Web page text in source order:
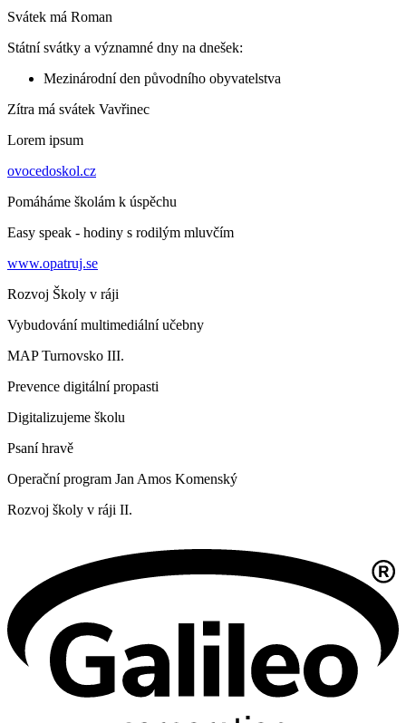
Svátek má Roman
Státní svátky a významné dny na dnešek:
Mezinárodní den původního obyvatelstva
Zítra má svátek Vavřinec
Lorem ipsum
ovocedoskol.cz
Pomáháme školám k úspěchu
Easy speak - hodiny s rodilým mluvčím
www.opatruj.se
Rozvoj Školy v ráji
Vybudování multimediální učebny
MAP Turnovsko III.
Prevence digitální propasti
Digitalizujeme školu
Psaní hravě
Operační program Jan Amos Komenský
Rozvoj školy v ráji II.